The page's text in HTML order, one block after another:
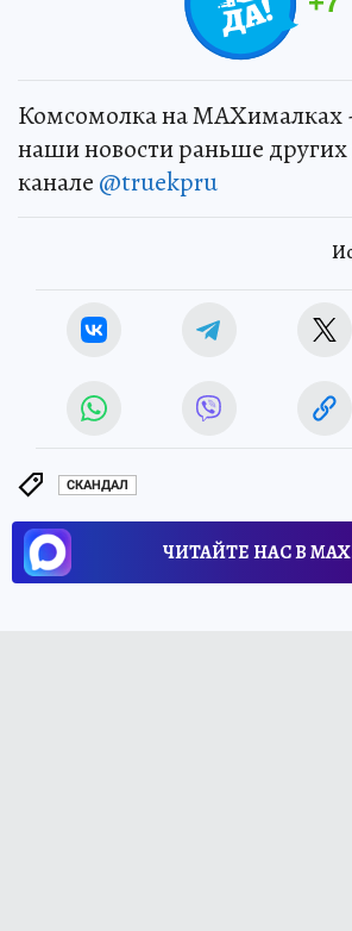
Комсомолка на MAXималках
наши новости раньше других
канале @truekpru
СКАНДАЛ
ЧИТАЙТЕ НАС В